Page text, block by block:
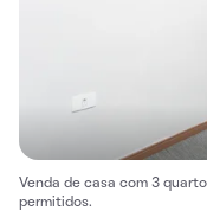
Venda de casa com 3
permitidos.